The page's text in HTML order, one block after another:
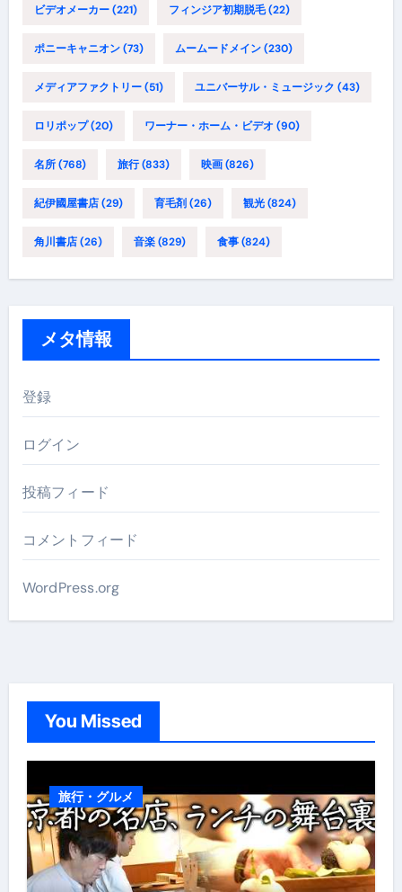
ビデオメーカー(221) フィンジア初期脱毛(22)
ポニーキャニオン(73) ムームードメイン(230)
メディアファクトリー(51) ユニバーサル・ミュージック (43)
ロリポップ(20) ワーナー・ホーム・ビデオ (90)
名所(768) 旅行(833) 映画(826)
紀伊國屋書店(29) 育毛剤(26) 観光(824)
角川書店(26) 音楽(829) 食事(824)
メタ情報
登録
ログイン
投稿フィード
コメントフィード
WordPress.org
You Missed
旅行・グルメ